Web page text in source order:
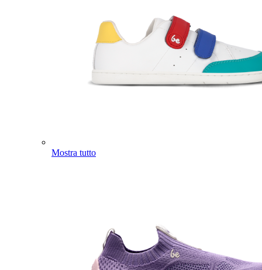
Mostra tutto